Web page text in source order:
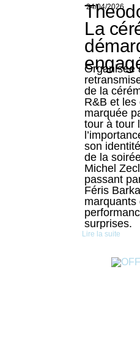
24/04/2026
La
Organisée
de la
R&B et les
marquée
tour à tour
son
de la
Michel
passant
Féris
marquants
surprises.
Lire la suite